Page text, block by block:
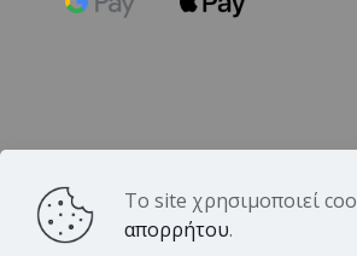
© 2026 DK Hair Products. All
Το site χρησιμοποιεί
απορρήτου.